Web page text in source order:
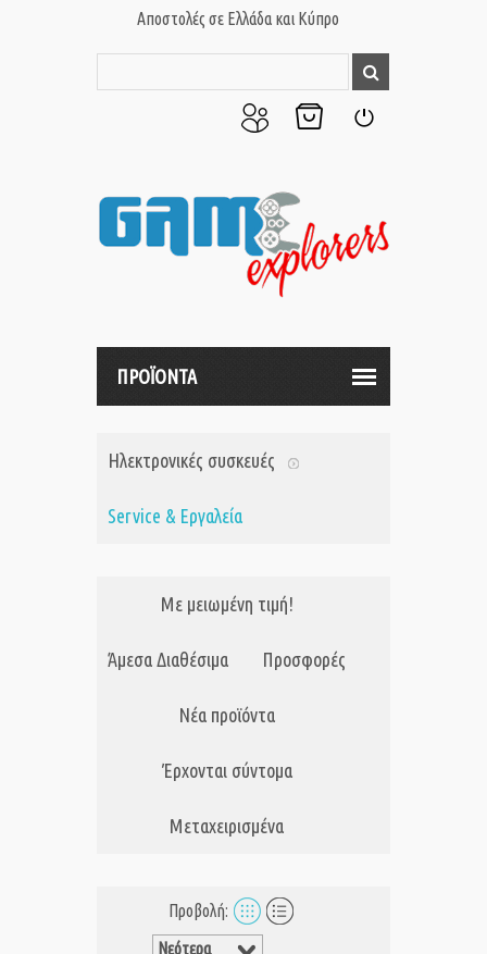
Αποστολές σε Ελλάδα και Κύπρο
μου
ΠΡΟΪΟΝΤΑ
Ηλεκτρονικές συσκευές
Service & Εργαλεία
Με μειωμένη τιμή!
Άμεσα Διαθέσιμα Προσφορές
Νέα προϊόντα
Έρχονται σύντομα
Μεταχειρισμένα
Προβολή: